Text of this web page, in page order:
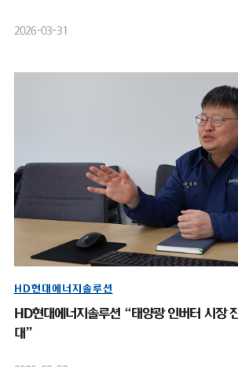
2026-03-31
HD현대에너지솔루션
HD현대에너지솔루션 “태양광 인버터 시장
대”